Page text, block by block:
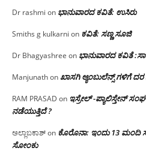
Dr rashmi on ಭಾನುವಾರದ ಕವಿತೆ: ಉಸಿರು
Smiths g kulkarni on ಕವಿತೆ: ಸಣ್ಣ ಸೂಜಿ
Dr Bhagyashree on ಭಾನುವಾರದ ಕವಿತೆ
Manjunathonಖಾಸಗಿ ಆ್ಯಂಬುಲೆನ್ಸ್ ಗಳಿಗೆ
RAM PRASAD on ಇಸ್ರೇಲ್ -ಪ್ಯಾಲಿಸ್ತೇನ್
ನಡೆಯುತ್ತಿದೆ ?
ಅಲ್ಲಾಬಕಾಶ್on ಕೊರೊನಾ: ಇಂದು 13 ಮಂದಿ
ಸೋಂಕು